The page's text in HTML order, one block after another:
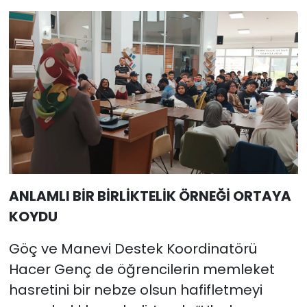
ANLAMLI BİR BİRLİKTELİK ÖRNEĞİ ORTAYA
KOYDU
Göç ve Manevi Destek Koordinatörü
Hacer Genç de öğrencilerin memleket
hasretini bir nebze olsun hafifletmeyi